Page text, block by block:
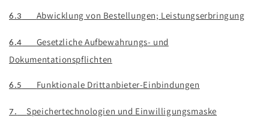
6.3 Abwicklung von Bestellungen; Leistungserbringung
6.4
Gesetzliche Aufbewahrungs- und
Dokumentationspflichten
6.5 Funktionale Drittanbieter-Einbindungen
7. Speichertechnologien und Einwilligungsmaske